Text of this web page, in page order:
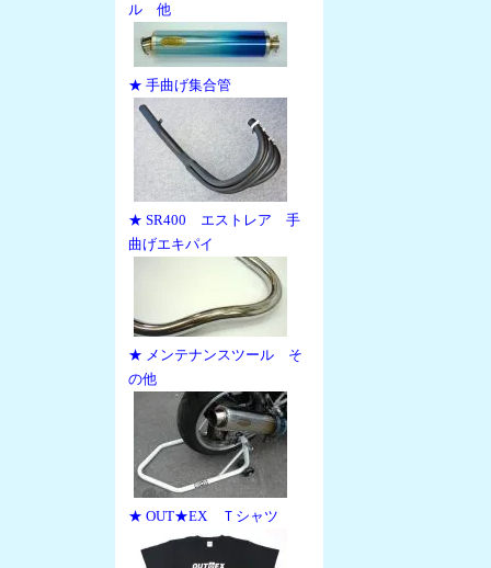
ル 他
★ 手曲げ集合管
★ SR400 エストレア 手
曲げエキパイ
★ メンテナンスツール そ
の他
★ OUT★EX Ｔシャツ